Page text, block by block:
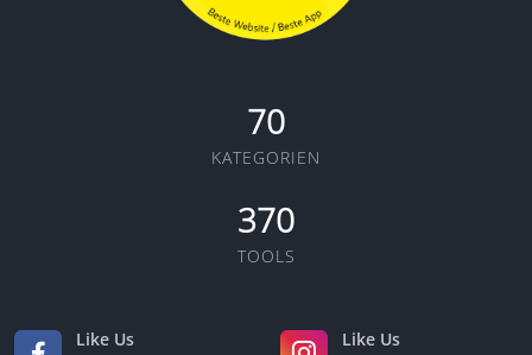
70
KATEGORIEN
370
TOOLS
Like Us
Like Us